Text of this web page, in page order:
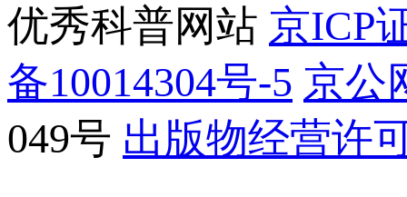
优秀科普网站 京ICP
备10014304号-5 京公
049号 出版物经营许